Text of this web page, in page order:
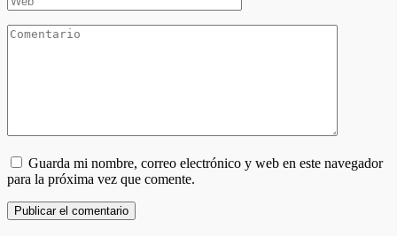
Comentario
Guarda mi nombre, correo electrónico y web en este navegador
para la próxima vez que comente.